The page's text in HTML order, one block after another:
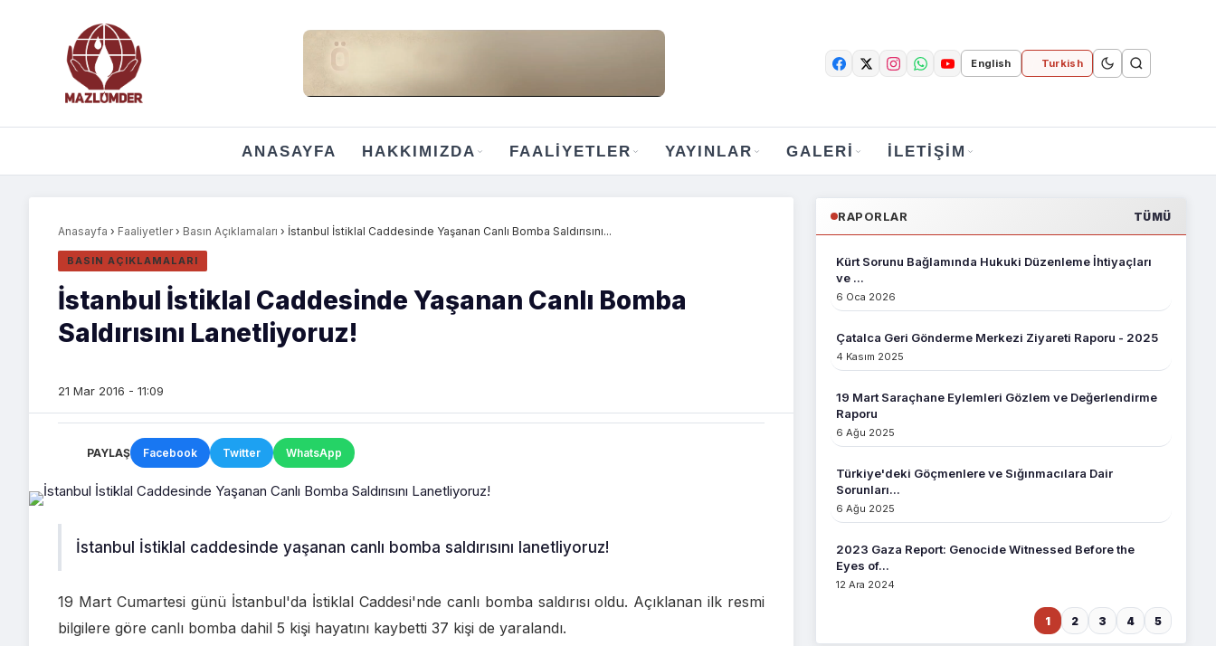
English Turkish
ANASAYFA HAKKIMIZDA FAALIYETLER YAYINLAR GALERI İLETIŞIM
Anasayfa › Faaliyetler › Basın Açıklamaları › İstanbul İstiklal Caddesinde Yaşanan Canlı Bomba Saldırısını...
BASIN AÇIKLAMALARI
İstanbul İstiklal Caddesinde Yaşanan Canlı Bomba
Saldırısını Lanetliyoruz!
21 Mar 2016 - 11:09
PAYLAŞ Facebook Twitter WhatsApp
İstanbul İstiklal caddesinde yaşanan canlı bomba saldırısını lanetliyoruz!
19 Mart Cumartesi günü İstanbul'da İstiklal Caddesi'nde canlı bomba saldırısı oldu. Açıklanan ilk resmi
bilgilere göre canlı bomba dahil 5 kişi hayatını kaybetti 37 kişi de yaralandı.
RAPORLAR TÜMÜ
Kürt Sorunu Bağlamında Hukuki Düzenleme İhtiyaçları
ve ...
6 Oca 2026
Çatalca Geri Gönderme Merkezi Ziyareti Raporu - 2025
4 Kasım 2025
19 Mart Saraçhane Eylemleri Gözlem ve Değerlendirme
Raporu
6 Ağu 2025
Türkiye'deki Göçmenlere ve Sığınmacılara Dair
Sorunları...
6 Ağu 2025
2023 Gaza Report: Genocide Witnessed Before the
Eyes of...
12 Ara 2024
1 2 3 4 5